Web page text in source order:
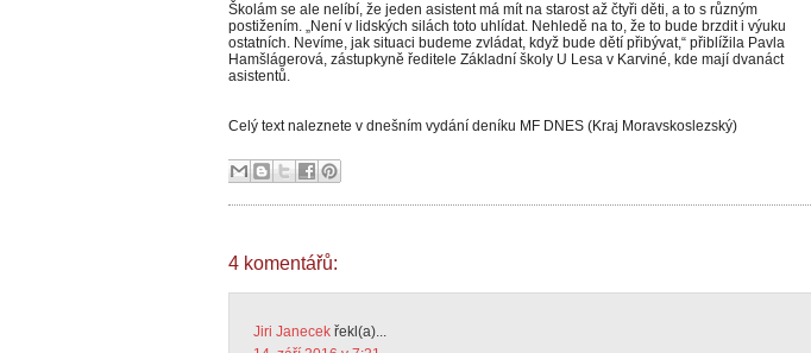
Školám se ale nelíbí, že jeden asistent má mít na starost až čtyři děti, a to s různým
postižením. „Není v lidských silách toto uhlídat. Nehledě na to, že to bude brzdit i výuku
ostatních. Nevíme, jak situaci budeme zvládat, když bude dětí přibývat,“ přiblížila Pavla
Hamšlágerová, zástupkyně ředitele Základní školy U Lesa v Karviné, kde mají dvanáct
asistentů.
Celý text naleznete v dnešním vydání deníku MF DNES (Kraj Moravskoslezský)
4 komentářů:
Jiri Janecek řekl(a)...